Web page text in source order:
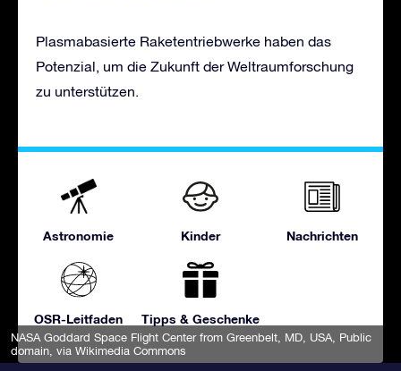
NASA Goddard Space Flight Center from Greenbelt, MD, USA , Public
domain, via Wikimedia Commons
Plasmabasierte Raketentriebwerke haben das
Potenzial, um die Zukunft der Weltraumforschung
zu unterstützen.
Astronomie Kinder Nachrichten
OSR-Leitfaden Tipps & Geschenke